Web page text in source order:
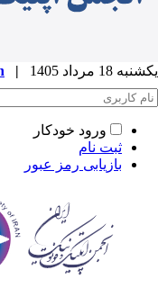
18 مرداد 1405 |
ورود خودکار
ثبت نام
بازیابی رمز عبور